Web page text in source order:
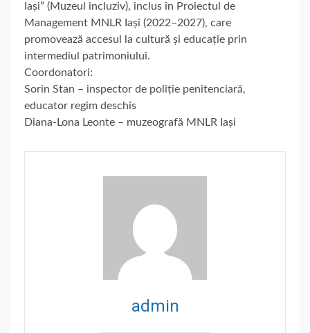
Iași” (Muzeul incluziv), inclus în Proiectul de
Management MNLR Iași (2022–2027), care
promovează accesul la cultură și educație prin
intermediul patrimoniului.
Coordonatori:
Sorin Stan – inspector de poliție penitenciară,
educator regim deschis
Diana-Lona Leonte – muzeografă MNLR Iași
admin